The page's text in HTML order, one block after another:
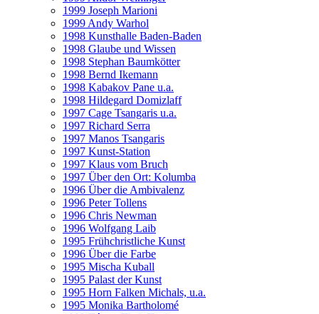
1999 Joseph Marioni
1999 Andy Warhol
1998 Kunsthalle Baden-Baden
1998 Glaube und Wissen
1998 Stephan Baumkötter
1998 Bernd Ikemann
1998 Kabakov Pane u.a.
1998 Hildegard Domizlaff
1997 Cage Tsangaris u.a.
1997 Richard Serra
1997 Manos Tsangaris
1997 Kunst-Station
1997 Klaus vom Bruch
1997 Über den Ort: Kolumba
1996 Über die Ambivalenz
1996 Peter Tollens
1996 Chris Newman
1996 Wolfgang Laib
1995 Frühchristliche Kunst
1996 Über die Farbe
1995 Mischa Kuball
1995 Palast der Kunst
1995 Horn Falken Michals, u.a.
1995 Monika Bartholomé